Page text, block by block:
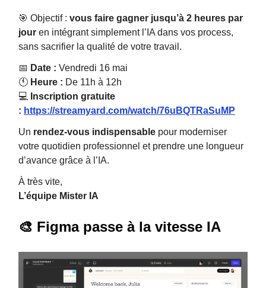
🎯 Objectif : vous faire gagner jusqu’à 2 heures par
jour en intégrant simplement l’IA dans vos process,
sans sacrifier la qualité de votre travail.
📅 Date : Vendredi 16 mai
🕚 Heure : De 11h à 12h
💻
Inscription gratuite
: https://streamyard.com/watch/76uBQTRaSuMP
Un rendez-vous indispensable pour moderniser
votre quotidien professionnel et prendre une longueur
d’avance grâce à l’IA.
À très vite,
L’équipe Mister IA
🎨 Figma passe à la vitesse IA